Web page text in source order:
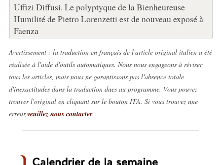
Uffizi Diffusi. Le polyptyque de la Bienheureuse
Humilité de Pietro Lorenzetti est de nouveau exposé à
Faenza
Avertissement : la traduction en français de l'article original italien a été
réalisée à l'aide d'outils automatiques. Nous nous engageons à réviser
tous les articles, mais nous ne garantissons pas l'absence totale
d'inexactitudes dans la traduction dues au programme. Vous pouvez
trouver l'original en cliquant sur le bouton ITA. Si vous trouvez une
erreur,veuillez nous contacter.
Calendrier de la semaine